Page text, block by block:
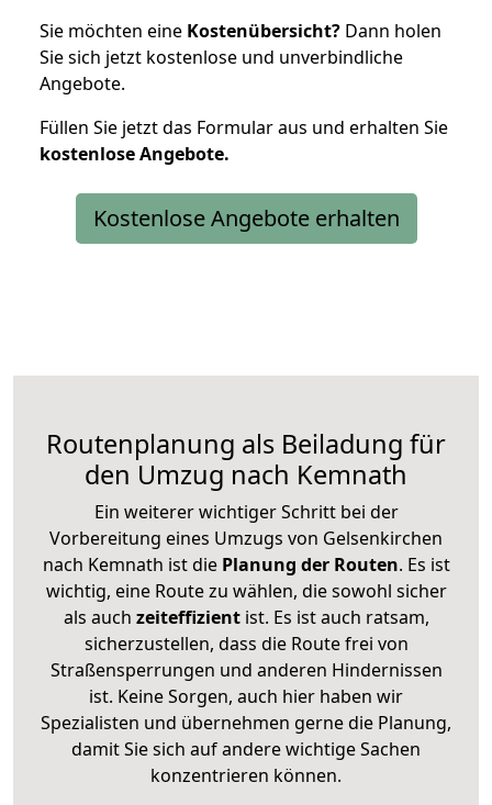
Sie möchten eine Kostenübersicht? Dann holen
Sie sich jetzt kostenlose und unverbindliche
Angebote.
Füllen Sie jetzt das Formular aus und erhalten Sie
kostenloseAngebote.
Kostenlose Angebote erhalten
Routenplanung als Beiladung für
den Umzug nach Kemnath
Ein weiterer wichtiger Schritt bei der
Vorbereitung eines Umzugs von Gelsenkirchen
nach Kemnath ist diePlanung der Routen. Es ist
wichtig, eine Route zu wählen, die sowohl sicher
als auch zeiteffizientist. Es ist auch ratsam,
sicherzustellen, dass die Route frei von
Straßensperrungen und anderen Hindernissen
ist. Keine Sorgen, auch hier haben wir
Spezialisten und übernehmen gerne die Planung,
damit Sie sich auf andere wichtige Sachen
konzentrieren können.